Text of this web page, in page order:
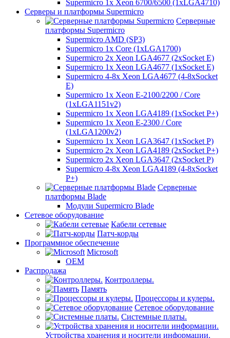
Supermicro 1x Xeon 6700/6500 (1xLGA4710)
Серверы и платформы Supermicro
Серверные
платформы Supermicro
Supermicro AMD (SP3)
Supermicro 1x Core (1xLGA1700)
Supermicro 2x Xeon LGA4677 (2xSocket E)
Supermicro 1x Xeon LGA4677 (1xSocket E)
Supermicro 4-8x Xeon LGA4677 (4-8xSocket
E)
Supermicro 1x Xeon E-2100/2200 / Core
(1xLGA1151v2)
Supermicro 1x Xeon LGA4189 (1xSocket P+)
Supermicro 1x Xeon E-2300 / Core
(1xLGA1200v2)
Supermicro 1x Xeon LGA3647 (1xSocket P)
Supermicro 2x Xeon LGA4189 (2xSocket P+)
Supermicro 2x Xeon LGA3647 (2xSocket P)
Supermicro 4-8x Xeon LGA4189 (4-8xSocket
P+)
Серверные
платформы Blade
Модули Supermicro Blade
Сетевое оборудование
Кабели сетевые
Патч-корды
Программное обеспечение
Microsoft
OEM
Распродажа
Контроллеры.
Память
Процессоры и кулеры.
Сетевое оборудование
Системные платы.
Устройства хранения и носители информации.